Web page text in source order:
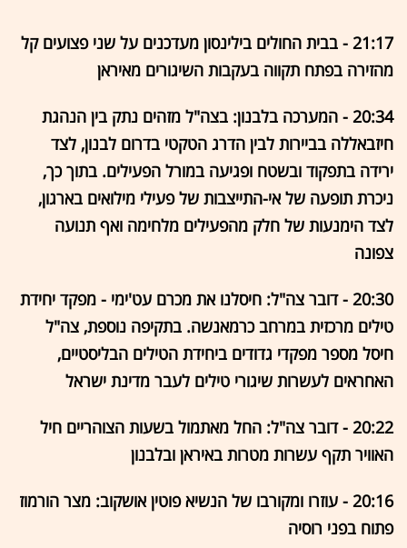
21:17 - בבית החולים בילינסון מעדכנים על שני פצועים קל
מהזירה בפתח תקווה בעקבות השיגורים מאיראן
20:34 - המערכה בלבנון: בצה"ל מזהים נתק בין הנהגת
חיזבאללה בביירות לבין הדרג הטקטי בדרום לבנון, לצד
ירידה בתפקוד ובשטח ופגיעה במורל הפעילים. בתוך כך,
ניכרת תופעה של אי-התייצבות של פעילי מילואים בארגון,
לצד הימנעות של חלק מהפעילים מלחימה ואף תנועה
צפונה
20:30 - דובר צה"ל: חיסלנו את מכרם עט'ימי - מפקד יחידת
טילים מרכזית במרחב כרמאנשה. בתקיפה נוספת, צה"ל
חיסל מספר מפקדי גדודים ביחידת הטילים הבליסטיים,
האחראים לעשרות שיגורי טילים לעבר מדינת ישראל
20:22 - דובר צה"ל: החל מאתמול בשעות הצוהריים חיל
האוויר תקף עשרות מטרות באיראן ובלבנון
20:16 - עוזרו ומקורבו של הנשיא פוטין אושקוב: מצר הורמוז
פתוח בפני רוסיה